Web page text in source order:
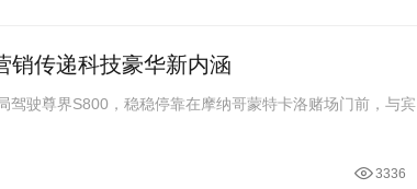
销传递科技豪华新内涵
驾驶尊界S800，稳稳停靠在摩纳哥蒙特卡洛赌场门前，与宾
3336